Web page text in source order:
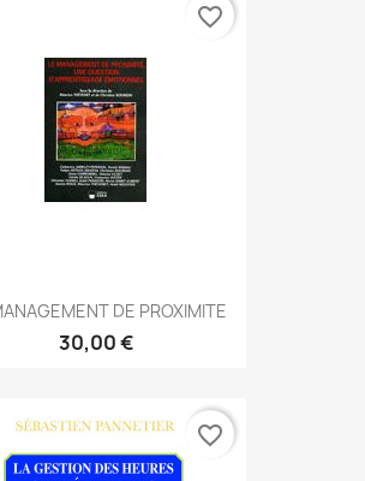
DE PROXIMITE
30,00 €
favorite_border
favorite_border